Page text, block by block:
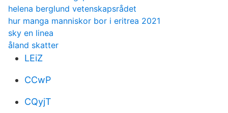
helena berglund vetenskapsrådet
hur manga manniskor bor i eritrea 2021
sky en linea
åland skatter
LEiZ
CCwP
CQyjT